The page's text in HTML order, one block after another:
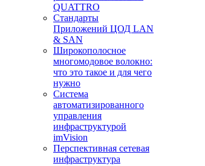
QUATTRO
Стандарты
Приложений ЦОД LAN
& SAN
Широкополосное
многомодовое волокно:
что это такое и для чего
нужно
Система
автоматизированного
управления
инфраструктурой
imVision
Перспективная сетевая
инфраструктура